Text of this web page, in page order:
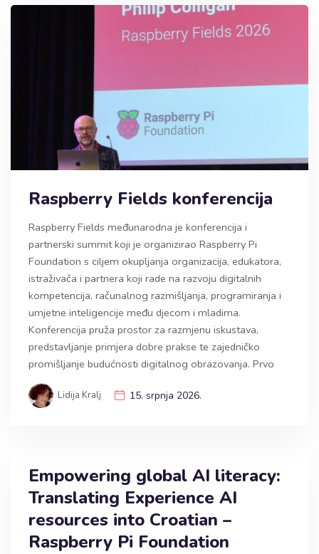
Raspberry Fields konferencija
Raspberry Fields međunarodna je konferencija i
partnerski summit koji je organizirao Raspberry Pi
Foundation s ciljem okupljanja organizacija, edukatora,
istraživača i partnera koji rade na razvoju digitalnih
kompetencija, računalnog razmišljanja, programiranja i
umjetne inteligencije među djecom i mladima.
Konferencija pruža prostor za razmjenu iskustava,
predstavljanje primjera dobre prakse te zajedničko
promišljanje budućnosti digitalnog obrazovanja. Prvo
Lidija Kralj 15. srpnja 2026.
Empowering global AI literacy:
Translating Experience AI
resources into Croatian –
Raspberry Pi Foundation